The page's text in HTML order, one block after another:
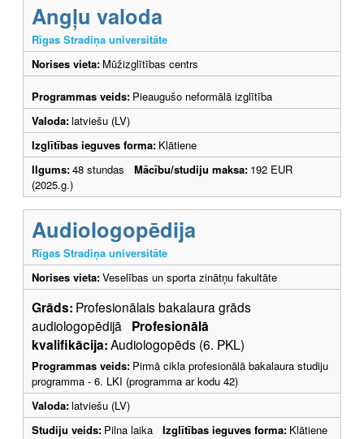
Angļu valoda
Rīgas Stradiņa universitāte
Norises vieta: Mūžizglītības centrs
Programmas veids: Pieaugušo neformālā izglītība
Valoda:latviešu (LV)
Izglītības ieguves forma: Klātiene
Ilgums:48 stundas Mācību/studiju maksa: 192 EUR
(2025.g.)
Audiologopēdija
Rīgas Stradiņa universitāte
Norises vieta:Veselības un sporta zinātņu fakultāte
Grāds: Profesionālais bakalaura grāds
audiologopēdijā Profesionālā
kvalifikācija:Audiologopēds (6. PKL)
Programmas veids: Pirmā cikla profesionālā bakalaura studiju
programma - 6. LKI (programma ar kodu 42)
Valoda:latviešu (LV)
Studiju veids: Pilna laika Izglītības ieguves forma: Klātiene